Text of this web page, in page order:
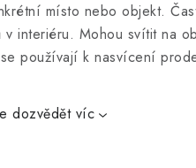
o
v
á
místo nebo objekt.
interiéru. Mohou svítit na
používají k nasvícení
dozvědět víc